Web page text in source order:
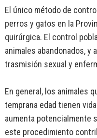
El único método de
perros y gatos en la
quirúrgica. El control
animales abandonados, y
trasmisión sexual y
En general, los animales
temprana edad tienen
aumenta potencialmente
este procedimiento